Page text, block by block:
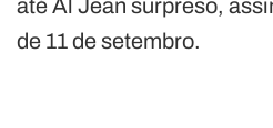
até Al Jean surpreso,
de 11 de setembro.